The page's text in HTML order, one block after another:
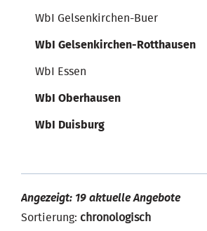
WbI Gelsenkirchen-Buer
WbI Gelsenkirchen-Rotthausen
WbI Essen
WbI Oberhausen
WbI Duisburg
Angezeigt: 19 aktuelle Angebote
Sortierung: chronologisch